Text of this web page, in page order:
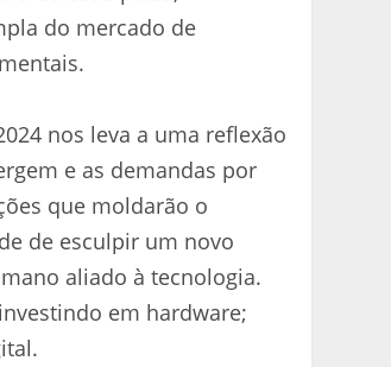
do mercado de
nos leva a uma reflexão
e as demandas por
que moldarão o
de esculpir um novo
aliado à tecnologia.
em hardware;